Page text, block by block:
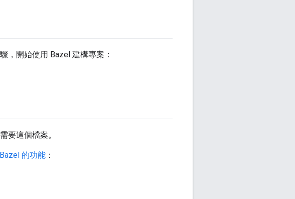
，開始使用 Bazel 建構專案：
要這個檔案。
的功能 ：